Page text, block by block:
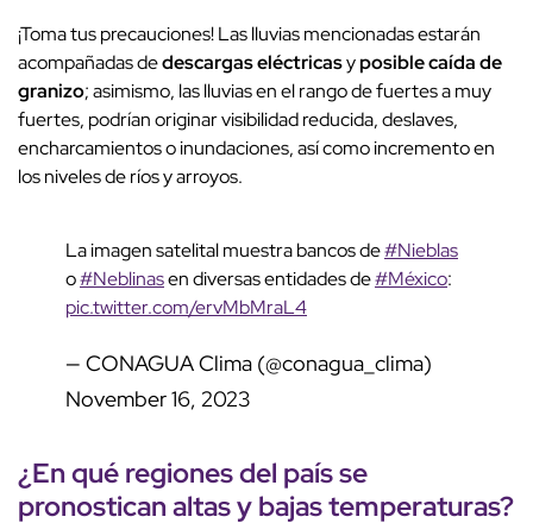
¡Toma tus precauciones! Las lluvias mencionadas estarán
acompañadas dedescargas eléctricasyposible caída de
granizo; asimismo, las lluvias en el rango de fuertes a muy
fuertes, podrían originar visibilidad reducida, deslaves,
encharcamientos o inundaciones, así como incremento en
los niveles de ríos y arroyos.
La imagen satelital muestra bancos de#Nieblas
o#Neblinasen diversas entidades de#México:
pic.twitter.com/ervMbMraL4
— CONAGUA Clima (@conagua_clima)
November 16, 2023
¿En qué regiones del país se
pronostican altas y bajas temperaturas?